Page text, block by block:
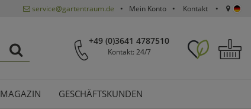
service@gartentraum.de Mein Konto Kontakt
+49 (0)3641 4787510
Kontakt: 24/7
MAGAZIN GESCHÄFTSKUNDEN